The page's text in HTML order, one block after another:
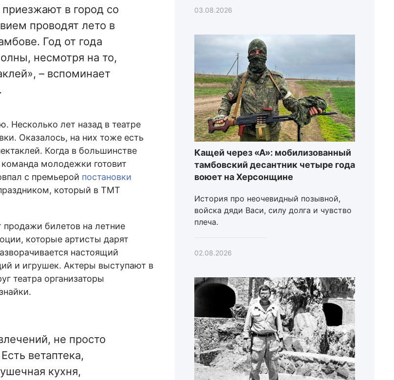
в город со
проводят лето в
Год от года
несмотря на то,
– вспоминает
Несколько лет назад в театре
Оказалось, на них тоже есть
Когда в большинстве
молодежки готовит
с премьерой постановки
который в ТМТ
продажи билетов на летние
которые артисты дарят
настоящий
и игрушек. Актеры выступают в
театра организаторы
не просто
ветаптека,
кухня,
03.08.2026
Кащей через «А»: мобилизованный
тамбовский десантник четыре года
воюет на Херсонщине
История про неочевидный позывной,
войска дяди Васи, силу долга и чувство
плеча.
02.08.2026